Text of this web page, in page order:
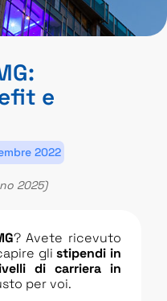
e
2022
2025)
? Avete ricevuto
glistipendi in
di carriera in
per voi.